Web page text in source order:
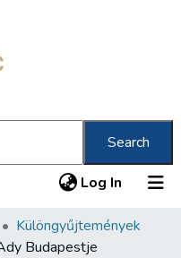
Search
Log In (current)
Különgyűjtemények
Budapestje